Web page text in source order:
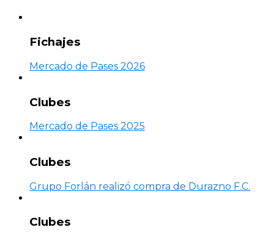
Fichajes
Mercado de Pases 2026
Clubes
Mercado de Pases 2025
Clubes
Grupo Forlán realizó compra de Durazno F.C.
Clubes